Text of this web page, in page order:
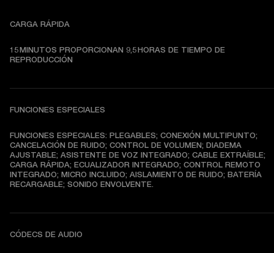
CARGA RÁPIDA
15 MINUTOS PROPORCIONAN 9,5 HORAS DE TIEMPO DE
REPRODUCCIÓN
FUNCIONES ESPECIALES
FUNCIONES ESPECIALES: PLEGABLES; CONEXIÓN MULTIPUNTO;
CANCELACIÓN DE RUIDO; CONTROL DE VOLUMEN; DIADEMA
AJUSTABLE; ASISTENTE DE VOZ INTEGRADO; CABLE EXTRAÍBLE;
CARGA RÁPIDA; ECUALIZADOR INTEGRADO; CONTROL REMOTO
INTEGRADO; MICRO INCLUIDO; AISLAMIENTO DE RUIDO; BATERÍA
RECARGABLE; SONIDO ENVOLVENTE.
CÓDECS DE AUDIO